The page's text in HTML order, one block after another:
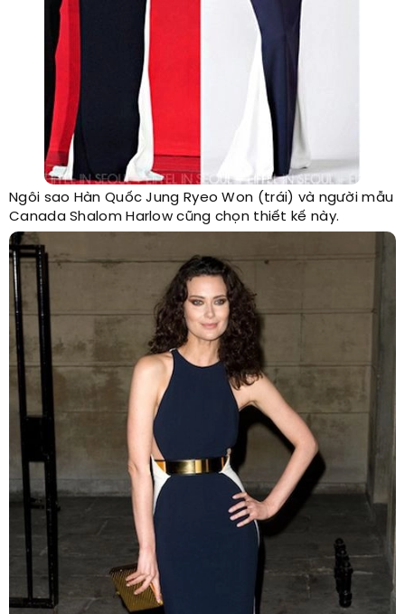
Ngôi sao Hàn Quốc Jung Ryeo Won (trái) và người mẫu
Canada Shalom Harlow cũng chọn thiết kế này.